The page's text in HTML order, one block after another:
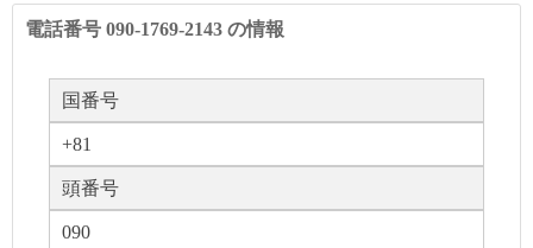
電話番号 090-1769-2143 の情報
国番号
+81
頭番号
090